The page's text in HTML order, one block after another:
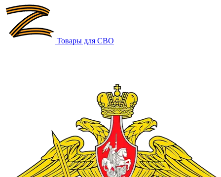
Товары для СВО